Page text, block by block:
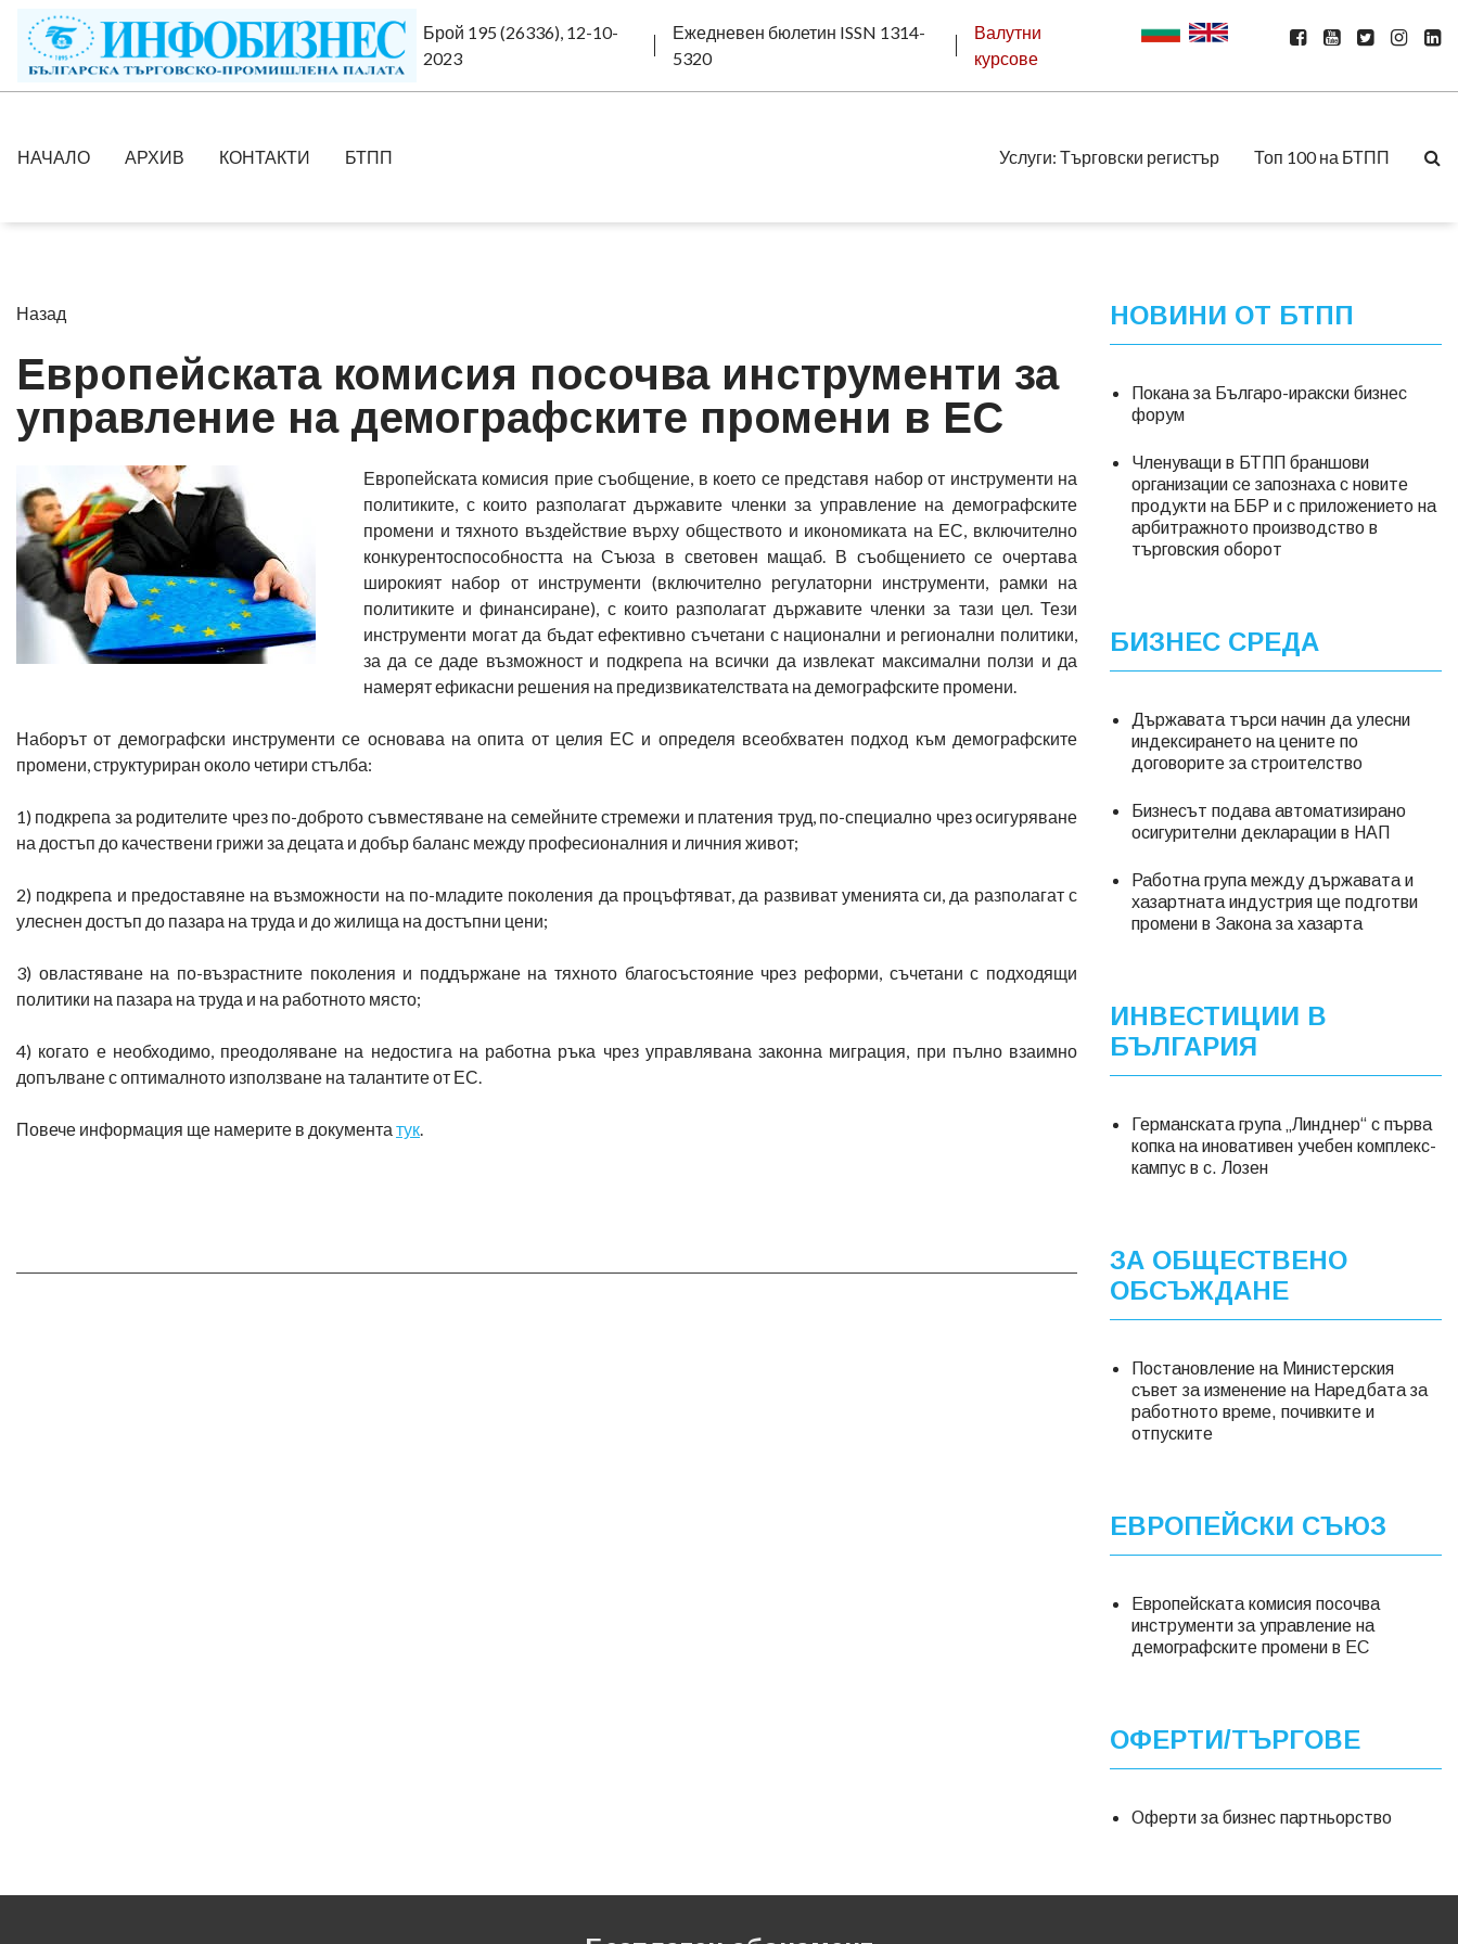
Брой 195 (26336), 12-10-
2023
Ежедневен бюлетин ISSN 1314-
5320
Валутни
курсове
НАЧАЛО АРХИВ КОНТАКТИ БТПП Услуги: Търговски регистър Топ 100 на БТПП
Назад
Европейската комисия посочва инструменти за
управление на демографските промени в ЕС
Европейската комисия прие съобщение, в което се представя набор от инструменти на
политиките, с които разполагат държавите членки за управление на демографските
промени и тяхното въздействие върху обществото и икономиката на ЕС, включително
конкурентоспособността на Съюза в световен мащаб. В съобщението се очертава
широкият набор от инструменти (включително регулаторни инструменти, рамки на
политиките и финансиране), с които разполагат държавите членки за тази цел. Тези
инструменти могат да бъдат ефективно съчетани с национални и регионални политики,
за да се даде възможност и подкрепа на всички да извлекат максимални ползи и да
намерят ефикасни решения на предизвикателствата на демографските промени.
Наборът от демографски инструменти се основава на опита от целия ЕС и определя всеобхватен подход към демографските
промени, структуриран около четири стълба:
1) подкрепа за родителите чрез по-доброто съвместяване на семейните стремежи и платения труд, по-специално чрез осигуряване
на достъп до качествени грижи за децата и добър баланс между професионалния и личния живот;
2) подкрепа и предоставяне на възможности на по-младите поколения да процъфтяват, да развиват уменията си, да разполагат с
улеснен достъп до пазара на труда и до жилища на достъпни цени;
3) овластяване на по-възрастните поколения и поддържане на тяхното благосъстояние чрез реформи, съчетани с подходящи
политики на пазара на труда и на работното място;
4) когато е необходимо, преодоляване на недостига на работна ръка чрез управлявана законна миграция, при пълно взаимно
допълване с оптималното използване на талантите от ЕС.
Повече информация ще намерите в документа тук
НОВИНИ ОТ БТПП
Покана за Българо-иракски бизнес
форум
Членуващи в БТПП браншови
организации се запознаха с новите
продукти на ББР и с приложението на
арбитражното производство в
търговския оборот
БИЗНЕС СРЕДА
Държавата търси начин да улесни
индексирането на цените по
договорите за строителство
Бизнесът подава автоматизирано
осигурителни декларации в НАП
Работна група между държавата и
хазартната индустрия ще подготви
промени в Закона за хазарта
ИНВЕСТИЦИИ В
БЪЛГАРИЯ
Германската група „Линднер“ с първа
копка на иновативен учебен комплекс-
кампус в с. Лозен
ЗА ОБЩЕСТВЕНО
ОБСЪЖДАНЕ
Постановление на Министерския
съвет за изменение на Наредбата за
работното време, почивките и
отпуските
ЕВРОПЕЙСКИ СЪЮЗ
Европейската комисия посочва
инструменти за управление на
демографските промени в ЕС
ОФЕРТИ/ТЪРГОВЕ
Оферти за бизнес партньорство